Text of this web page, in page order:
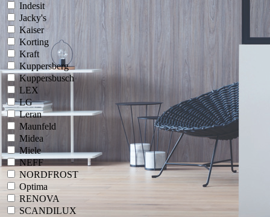
Indesit
Jacky's
Kaiser
Korting
Kraft
Kuppersberg
Kuppersbusch
LEX
LG
Leran
Maunfeld
Midea
Miele
NEFF
NORDFROST
Optima
RENOVA
SCANDILUX